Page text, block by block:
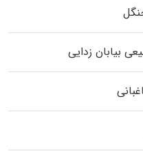
بیابان زدایی